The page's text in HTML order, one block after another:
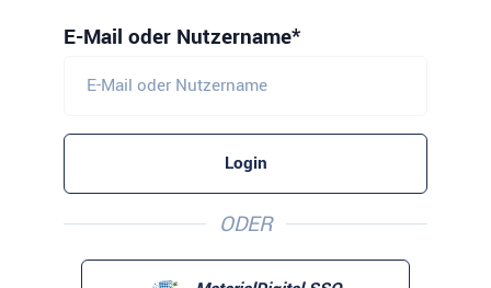
E-Mail oder Nutzername
ODER